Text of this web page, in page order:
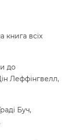
книга всіх
до
Леффінгвелл,
Буч,